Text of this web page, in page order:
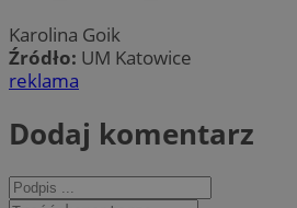
Karolina Goik
Źródło: UM Katowice
reklama
Dodaj komentarz